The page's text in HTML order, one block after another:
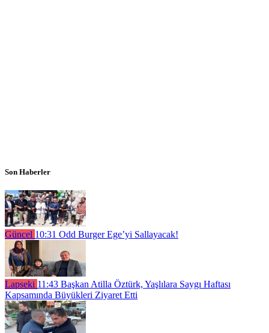
Son Haberler
Güncel 10:31 Odd Burger Ege’yi Sallayacak!
Lapseki 11:43 Başkan Atilla Öztürk, Yaşlılara Saygı Haftası
Kapsamında Büyükleri Ziyaret Etti